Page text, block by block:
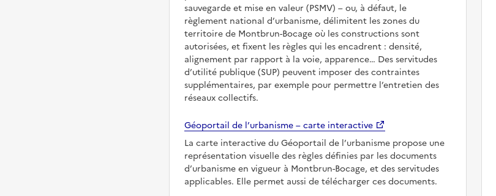
sauvegarde et mise en valeur (PSMV) – ou, à défaut, le
règlement national d’urbanisme, délimitent les zones du
territoire de Montbrun-Bocage où les constructions sont
autorisées, et fixent les règles qui les encadrent : densité,
alignement par rapport à la voie, apparence… Des servitudes
d’utilité publique (SUP) peuvent imposer des contraintes
supplémentaires, par exemple pour permettre l’entretien des
réseaux collectifs.
Géoportail de l’urbanisme – carte interactive
La carte interactive du Géoportail de l’urbanisme propose une
représentation visuelle des règles définies par les documents
d’urbanisme en vigueur à Montbrun-Bocage, et des servitudes
applicables. Elle permet aussi de télécharger ces documents.